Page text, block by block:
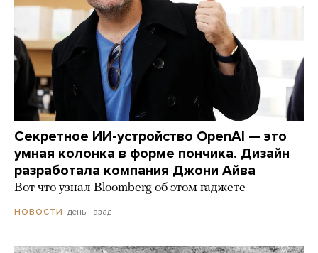
Секретное ИИ-устройство OpenAI — это
умная колонка в форме пончика. Дизайн
разработала компания Джони Айва
Вот что узнал Bloomberg об этом гаджете
НОВОСТИ день назад